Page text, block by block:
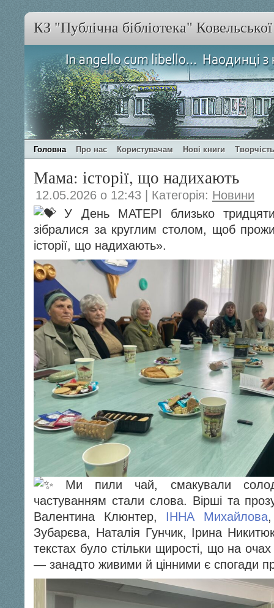
КЗ "Публічна бібліотека"
Головна Про нас Користувачам Нові книги
Мама: історії, що надихають
12.05.2026 о 12:43 | Категорія: Новини
У День МАТЕРІ близько тридцяти
зібралися за круглим столом, щоб
історії, що надихають».
Ми пили чай, смакували
частуванням стали слова. Вірші та
Валентина Клюнтер, ІННА Михайлова
Зубарєва, Наталія Гунчик, Ірина
текстах було стільки щирості, що на
— занадто живими й цінними є спогади